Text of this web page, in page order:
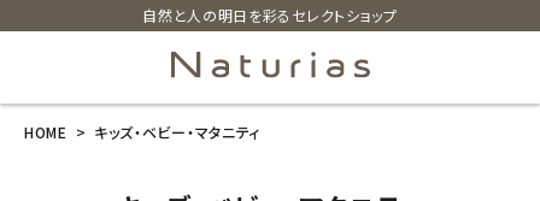
自然と人の明日を彩るセレクトショップ
HOME キッズ・ベビー・マタニティ